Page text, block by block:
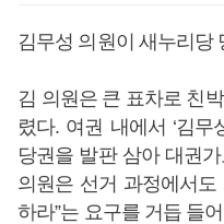
김무성 의원이 새누리당
김 의원은 큰 표차로 친
렸다. 여권 내에서 ‘김무
당권을 발판 삼아 대권
의원은 선거 과정에서도
하라”는 요구를 거듭 들